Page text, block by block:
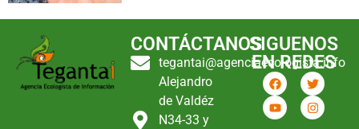
CONTÁCTANOS
tegantai@agenciaecologista.info
Alejandro
de Valdéz
N34-33 y
SIGUENOS
EN REDES